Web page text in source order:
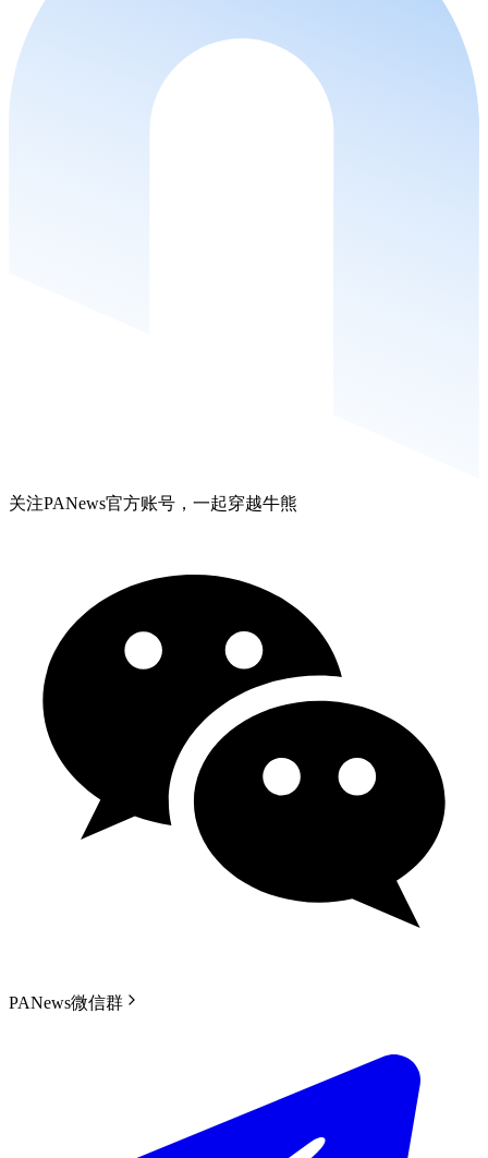
关注PANews官方账号，一起穿越牛熊
PANews微信群